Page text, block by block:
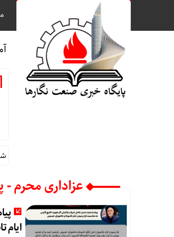
پیام محمد جامعی مدیر روابط عمومی
عزاداری محرم -
ایام